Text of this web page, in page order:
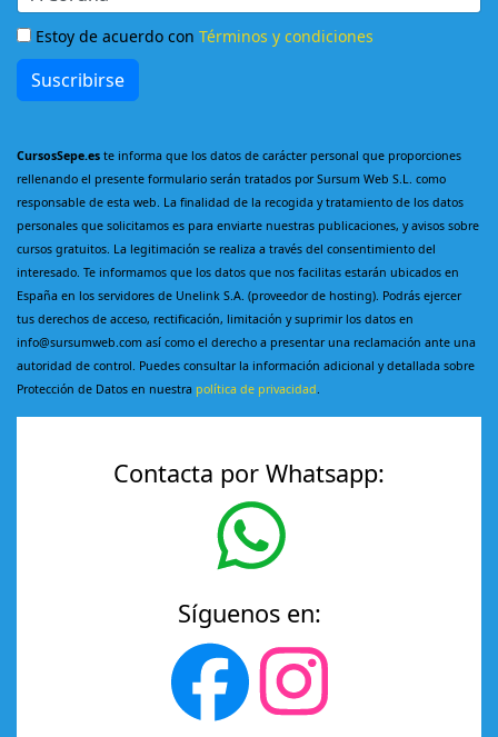
Estoy de acuerdo con Términos y condiciones
Suscribirse
CursosSepe.es te informa que los datos de carácter personal que proporciones
rellenando el presente formulario serán tratados por Sursum Web S.L. como
responsable de esta web. La finalidad de la recogida y tratamiento de los datos
personales que solicitamos es para enviarte nuestras publicaciones, y avisos sobre
cursos gratuitos. La legitimación se realiza a través del consentimiento del
interesado. Te informamos que los datos que nos facilitas estarán ubicados en
España en los servidores de Unelink S.A. (proveedor de hosting). Podrás ejercer
tus derechos de acceso, rectificación, limitación y suprimir los datos en
info@sursumweb.com así como el derecho a presentar una reclamación ante una
autoridad de control. Puedes consultar la información adicional y detallada sobre
Protección de Datos en nuestra política de privacidad.
Contacta por Whatsapp:
Síguenos en: